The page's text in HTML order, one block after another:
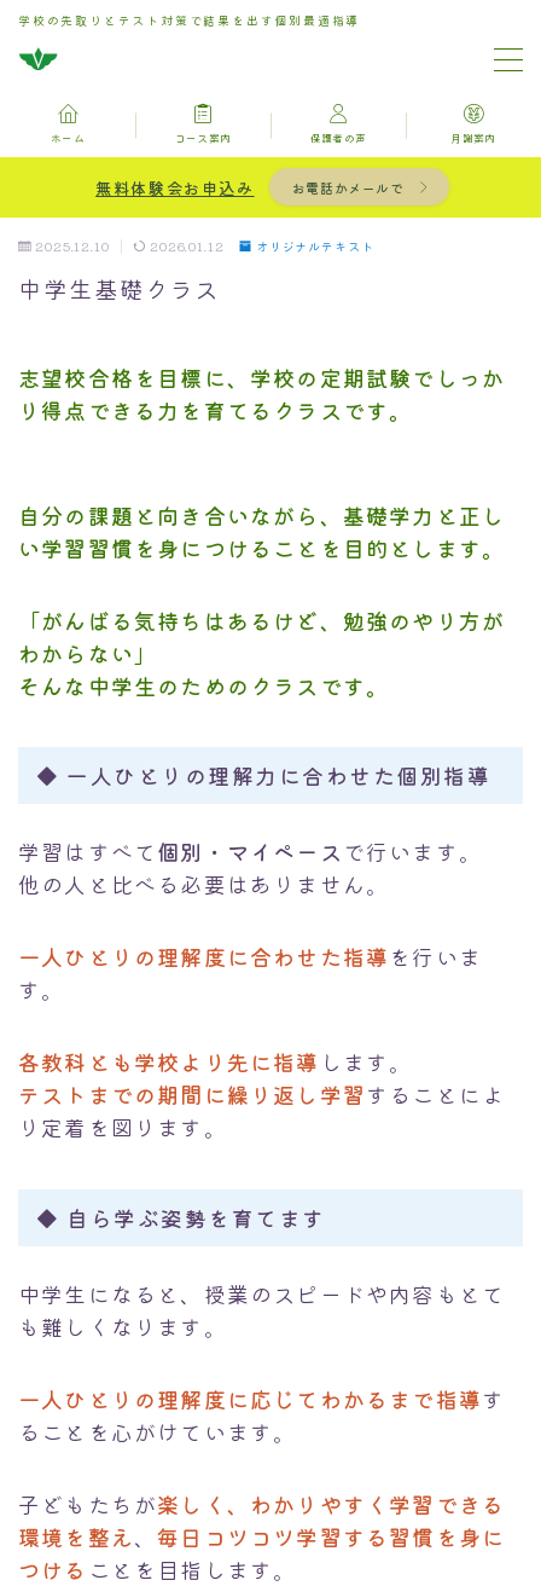
学校の先取りとテスト対策で結果を出す個別最適指導
お問い合わせ
コース案内
保護者の声
ブログ記事一覧用固定ページ
ホーム コース案内 保護者の声 月謝案内
無料体験会お申込み お電話かメールで
2025.12.10 2026.01.12 オリジナルテキスト
中学生基礎クラス
志望校合格を目標に、学校の定期試験でしっか
り得点できる力を育てるクラスです。
自分の課題と向き合いながら、基礎学力と正し
い学習習慣を身につける ことを目的とします。
「がんばる気持ちはあるけど、勉強のやり方が
わからない」
そんな中学生のためのクラスです。
◆ 一人ひとりの理解力に合わせた個別指導
学習はすべて個別・マイペース で行います。
他の人と比べる必要はありません。
一人ひとりの理解度に合わせた指導を行いま
す。
各教科とも学校より先に指導 します。
テストまでの期間に繰り返し学習することによ
り定着を図ります。
◆ 自ら学ぶ姿勢を育てます
中学生になると、授業のスピードや内容もとて
も難しくなります。
一人ひとりの理解度に応じてわかるまで指導す
ることを心がけています。
子どもたちが楽しく、わかりやすく学習できる
環境を整え、毎日コツコツ学習する習慣を身に
つける ことを目指します。